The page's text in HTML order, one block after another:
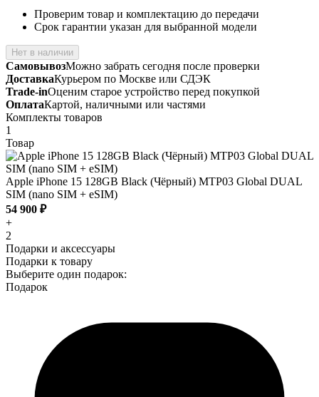
Проверим товар и комплектацию до передачи
Срок гарантии указан для выбранной модели
Нет в наличии
СамовывозМожно забрать сегодня после проверки
ДоставкаКурьером по Москве или СДЭК
Trade-inОценим старое устройство перед покупкой
ОплатаКартой, наличными или частями
Комплекты товаров
1
Товар
Apple iPhone 15 128GB Black (Чёрный) MTP03 Global DUAL
SIM (nano SIM + eSIM)
54 900 ₽
+
2
Подарки и аксессуары
Подарки к товару
Выберите один подарок:
Подарок